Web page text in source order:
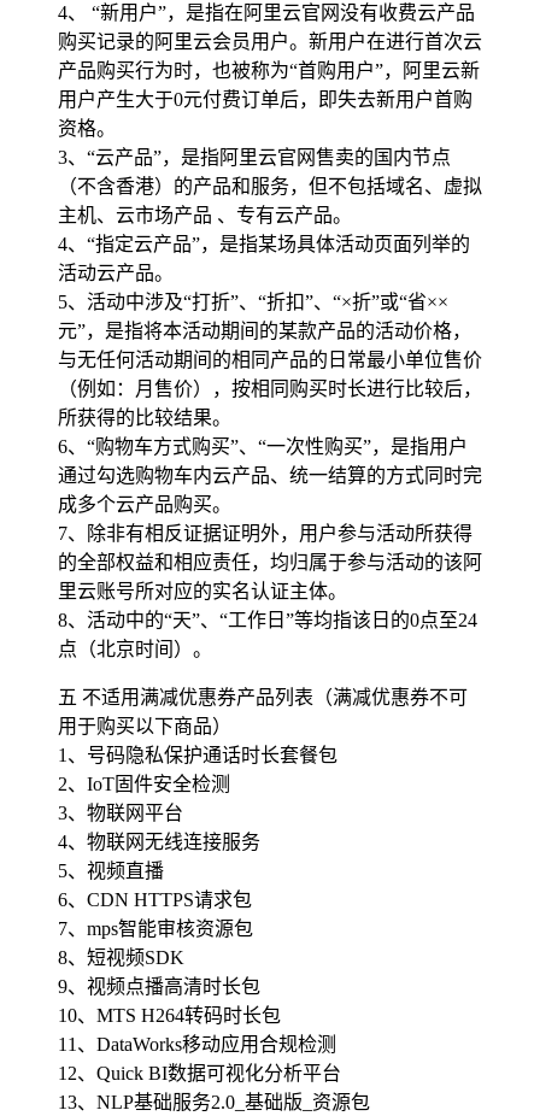
4、 “新用户”，是指在阿里云官网没有收费云产品
购买记录的阿里云会员用户。新用户在进行首次云
产品购买行为时，也被称为“首购用户”，阿里云新
用户产生大于0元付费订单后，即失去新用户首购
资格。
3、“云产品”，是指阿里云官网售卖的国内节点
（不含香港）的产品和服务，但不包括域名、虚拟
主机、云市场产品 、专有云产品。
4、“指定云产品”，是指某场具体活动页面列举的
活动云产品。
5、活动中涉及“打折”、“折扣”、“×折”或“省××
元”，是指将本活动期间的某款产品的活动价格，
与无任何活动期间的相同产品的日常最小单位售价
（例如：月售价），按相同购买时长进行比较后，
所获得的比较结果。
6、“购物车方式购买”、“一次性购买”，是指用户
通过勾选购物车内云产品、统一结算的方式同时完
成多个云产品购买。
7、除非有相反证据证明外，用户参与活动所获得
的全部权益和相应责任，均归属于参与活动的该阿
里云账号所对应的实名认证主体。
8、活动中的“天”、“工作日”等均指该日的0点至24
点（北京时间）。
五 不适用满减优惠券产品列表（满减优惠券不可
用于购买以下商品）
1、号码隐私保护通话时长套餐包
2、IoT固件安全检测
3、物联网平台
4、物联网无线连接服务
5、视频直播
6、CDN HTTPS请求包
7、mps智能审核资源包
8、短视频SDK
9、视频点播高清时长包
10、MTS H264转码时长包
11、DataWorks移动应用合规检测
12、Quick BI数据可视化分析平台
13、NLP基础服务2.0_基础版_资源包